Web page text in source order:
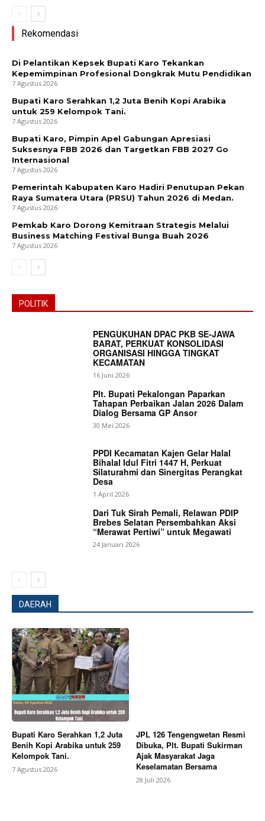
News Week
Magazine PRO
Rekomendasi
Di Pelantikan Kepsek Bupati Karo Tekankan
Kepemimpinan Profesional Dongkrak Mutu Pendidikan
7 Agustus 2026
Bupati Karo Serahkan 1,2 Juta Benih Kopi Arabika
untuk 259 Kelompok Tani.
7 Agustus 2026
Bupati Karo, Pimpin Apel Gabungan Apresiasi
Suksesnya FBB 2026 dan Targetkan FBB 2027 Go
Internasional
7 Agustus 2026
Pemerintah Kabupaten Karo Hadiri Penutupan Pekan
Raya Sumatera Utara (PRSU) Tahun 2026 di Medan.
7 Agustus 2026
Pemkab Karo Dorong Kemitraan Strategis Melalui
Business Matching Festival Bunga Buah 2026
7 Agustus 2026
POLITIK
PENGUKUHAN DPAC PKB SE-JAWA
BARAT, PERKUAT KONSOLIDASI
ORGANISASI HINGGA TINGKAT
KECAMATAN
16 Juni 2026
Plt. Bupati Pekalongan Paparkan
Tahapan Perbaikan Jalan 2026 Dalam
Dialog Bersama GP Ansor
30 Mei 2026
PPDI Kecamatan Kajen Gelar Halal
Bihalal Idul Fitri 1447 H, Perkuat
Silaturahmi dan Sinergitas Perangkat
Desa
1 April 2026
Dari Tuk Sirah Pemali, Relawan PDIP
Brebes Selatan Persembahkan Aksi
“Merawat Pertiwi” untuk Megawati
24 Januari 2026
DAERAH
Bupati Karo Serahkan 1,2 Juta
Benih Kopi Arabika untuk 259
Kelompok Tani.
7 Agustus 2026
JPL 126 Tengengwetan Resmi
Dibuka, Plt. Bupati Sukirman
Ajak Masyarakat Jaga
Keselamatan Bersama
28 Juli 2026